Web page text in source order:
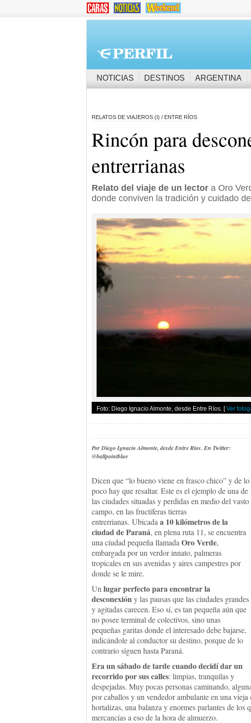
NOTICIAS DESTINOS ARGENTINA
RELATOS DE VIAJEROS (I) / ENTRE RÍOS
Rincón para
entrerrianas
Relato del viaje de un lector a Oro
donde conviven la tradición y cuidado
Foto: Diego Ignacio Almonte, desde Entre Ríos. [Ver
Por Diego Ignacio Almonte, desde Entre Ríos. En Twitter:
@ballpointblue
Dicen que “lo bueno viene en frasco chico” y de lo
poco hay que resaltar. Este es el ejemplo de una de
las ciudades situadas y perdidas en medio del vasto
campo, en las fructíferas tierras
entrerrianas. Ubicada a 10 kilómetros de la
ciudad de Paraná, en plena ruta 11, se encuentra
una ciudad pequeña llamada Oro Verde,
embargada por un verdor innato, palmeras
tropicales en sus avenidas y aires campestres por
donde se le mire.
Un lugar perfecto para encontrar la
desconexióny las pausas que las ciudades grandes
y agitadas carecen. Eso sí, es tan pequeña aún que
no posee terminal de colectivos, sino unas
pequeñas garitas donde el interesado debe bajarse,
indicándole al conductor su destino, porque de lo
contrario siguen hasta Paraná.
Era un sábado de tarde cuando decidí dar un
recorrido por sus calles: limpias, tranquilas y
despejadas. Muy pocas personas caminando,
por caballos y un vendedor ambulante en una
hortalizas, una balanza y enormes parlantes de los
mercancías a eso de la hora de almuerzo.